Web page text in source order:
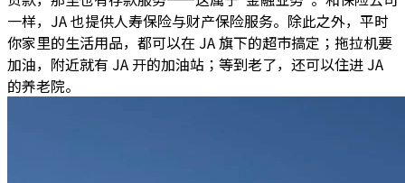
一样，JA 也提供人寿保险与财产保险服务。除此之外，平时
你家里的生活用品，都可以在 JA 旗下的超市搞定；拖拉机要
加油，附近就有 JA 开的加油站；等到老了，还可以住进 JA
的养老院。